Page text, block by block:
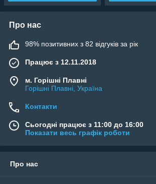
Про нас
98% позитивних з 82 відгуків за рік
Працює з 12.11.2018
м. Горішні Плавні
Горішні Плавні, Україна
Контакти
Сьогодні працює з 11:00 до 16:00
Показати весь графік роботи
Про нас